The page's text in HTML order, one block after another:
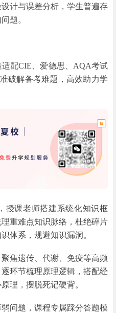
计与误差分析，学生普遍存
题。
配CIE、爱德思、AQA考试
破解备考难题，高效助力学
授课老师搭建系统化知识框
重难点知识脉络，杜绝碎片
体系，规避知识漏洞。
焦遗传、代谢、免疫等高频
环节梳理原理逻辑，搭配经
理，摆脱死记硬背。
问题，课程专属踩分答题模